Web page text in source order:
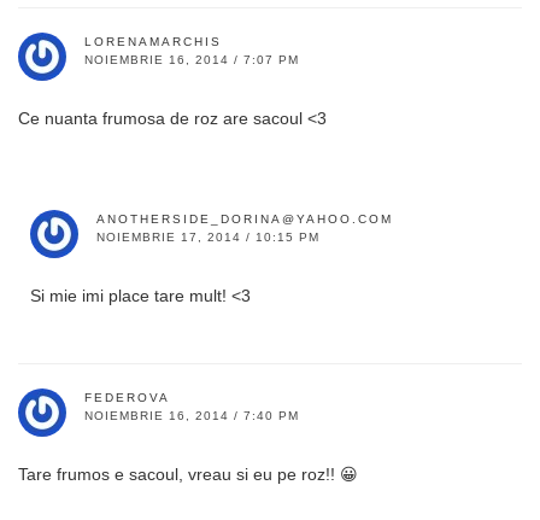
LORENAMARCHIS
NOIEMBRIE 16, 2014 / 7:07 PM
Ce nuanta frumosa de roz are sacoul <3
ANOTHERSIDE_DORINA@YAHOO.COM
NOIEMBRIE 17, 2014 / 10:15 PM
Si mie imi place tare mult! <3
FEDEROVA
NOIEMBRIE 16, 2014 / 7:40 PM
Tare frumos e sacoul, vreau si eu pe roz!! 😀